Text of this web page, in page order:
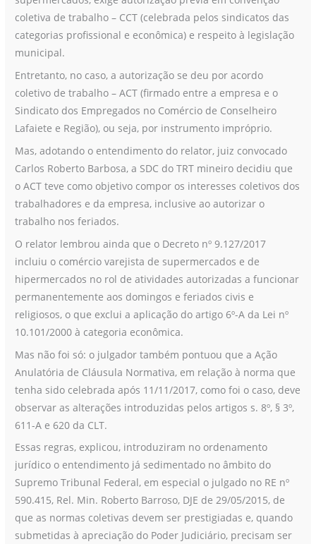
coletiva de trabalho – CCT (celebrada pelos sindicatos das
categorias profissional e econômica) e respeito à legislação
municipal.
Entretanto, no caso, a autorização se deu por acordo
coletivo de trabalho – ACT (firmado entre a empresa e o
Sindicato dos Empregados no Comércio de Conselheiro
Lafaiete e Região), ou seja, por instrumento impróprio.
Mas, adotando o entendimento do relator, juiz convocado
Carlos Roberto Barbosa, a SDC do TRT mineiro decidiu que
o ACT teve como objetivo compor os interesses coletivos dos
trabalhadores e da empresa, inclusive ao autorizar o
trabalho nos feriados.
O relator lembrou ainda que o Decreto nº 9.127/2017
incluiu o comércio varejista de supermercados e de
hipermercados no rol de atividades autorizadas a funcionar
permanentemente aos domingos e feriados civis e
religiosos, o que exclui a aplicação do artigo 6º-A da Lei nº
10.101/2000 à categoria econômica.
Mas não foi só: o julgador também pontuou que a Ação
Anulatória de Cláusula Normativa, em relação à norma que
tenha sido celebrada após 11/11/2017, como foi o caso, deve
observar as alterações introduzidas pelos artigos s. 8º, § 3º,
611-A e 620 da CLT.
Essas regras, explicou, introduziram no ordenamento
jurídico o entendimento já sedimentado no âmbito do
Supremo Tribunal Federal, em especial o julgado no RE nº
590.415, Rel. Min. Roberto Barroso, DJE de 29/05/2015, de
que as normas coletivas devem ser prestigiadas e, quando
submetidas à apreciação do Poder Judiciário, precisam ser